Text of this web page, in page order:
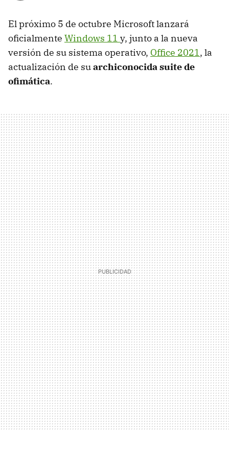
El próximo 5 de octubre Microsoft lanzará
oficialmente Windows 11 y, junto a la nueva
versión de su sistema operativo, Office 2021, la
actualización de suarchiconocida suite de
ofimática.